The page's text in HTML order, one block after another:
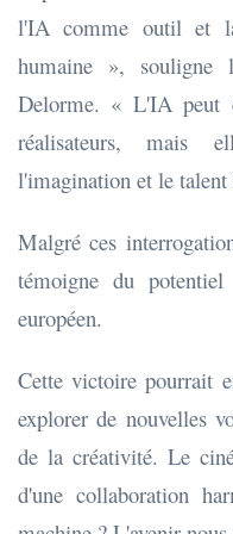
l'IA comme outil et
humaine », souligne
Delorme. « L'IA peut
réalisateurs, mais
l'imagination et le talent
Malgré ces
témoigne du
européen.
Cette victoire pourrait
explorer de nouvelles
de la créativité. Le
d'une collaboration